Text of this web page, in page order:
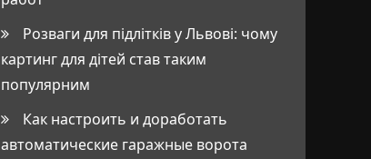
Розваги для підлітків у Львові: чому
картинг для дітей став таким
популярним
Как настроить и доработать
автоматические гаражные ворота